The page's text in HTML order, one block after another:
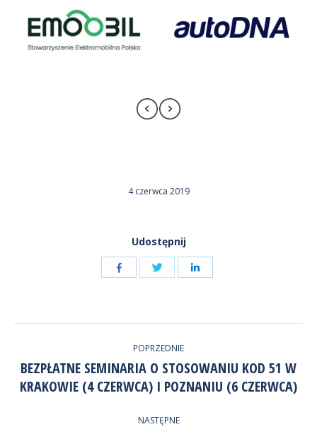
4 czerwca 2019
Udostępnij
Udostępnij
przez
Twitter
Udostępnij
WPISÓW
POPRZEDNIE
Poprzedni
wpis:
BEZPŁATNE SEMINARIA O STOSOWANIU KOD 51 W
KRAKOWIE (4 CZERWCA) I POZNANIU (6 CZERWCA)
NASTĘPNE